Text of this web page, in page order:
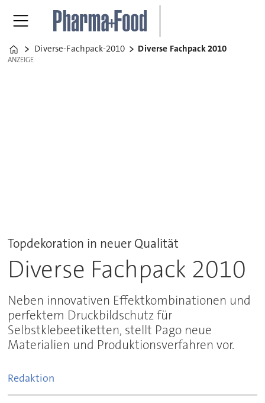
Home
Diverse-Fachpack-2010 Diverse Fachpack 2010
ANZEIGE
ANZEIGE
Topdekoration in neuer Qualität
Diverse Fachpack 2010
Neben innovativen Effektkombinationen und
perfektem Druckbildschutz für
Selbstklebeetiketten, stellt Pago neue
Materialien und Produktionsverfahren vor.
Redaktion